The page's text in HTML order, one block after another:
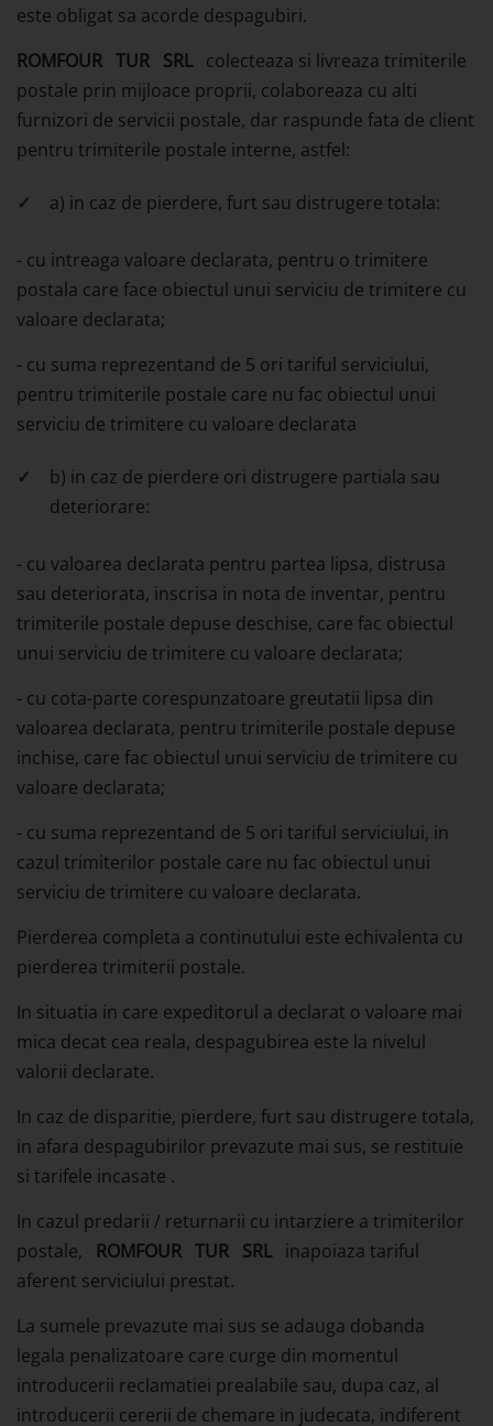
este obligat sa acorde despagubiri.
ROMFOUR TUR SRL colecteaza si livreaza trimiterile
postale prin mijloace proprii, colaboreaza cu alti
furnizori de servicii postale, dar raspunde fata de client
pentru trimiterile postale interne, astfel:
a) in caz de pierdere, furt sau distrugere totala:
- cu intreaga valoare declarata, pentru o trimitere
postala care face obiectul unui serviciu de trimitere cu
valoare declarata;
- cu suma reprezentand de 5 ori tariful serviciului,
pentru trimiterile postale care nu fac obiectul unui
serviciu de trimitere cu valoare declarata
b) in caz de pierdere ori distrugere partiala sau
deteriorare:
- cu valoarea declarata pentru partea lipsa, distrusa
sau deteriorata, inscrisa in nota de inventar, pentru
trimiterile postale depuse deschise, care fac obiectul
unui serviciu de trimitere cu valoare declarata;
- cu cota-parte corespunzatoare greutatii lipsa din
valoarea declarata, pentru trimiterile postale depuse
inchise, care fac obiectul unui serviciu de trimitere cu
valoare declarata;
- cu suma reprezentand de 5 ori tariful serviciului, in
cazul trimiterilor postale care nu fac obiectul unui
serviciu de trimitere cu valoare declarata.
Pierderea completa a continutului este echivalenta cu
pierderea trimiterii postale.
In situatia in care expeditorul a declarat o valoare mai
mica decat cea reala, despagubirea este la nivelul
valorii declarate.
In caz de disparitie, pierdere, furt sau distrugere totala,
in afara despagubirilor prevazute mai sus, se restituie
si tarifele incasate .
In cazul predarii / returnarii cu intarziere a trimiterilor
postale, ROMFOUR TUR SRL inapoiaza tariful
aferent serviciului prestat.
La sumele prevazute mai sus se adauga dobanda
legala penalizatoare care curge din momentul
introducerii reclamatiei prealabile sau, dupa caz, al
introducerii cererii de chemare in judecata, indiferent